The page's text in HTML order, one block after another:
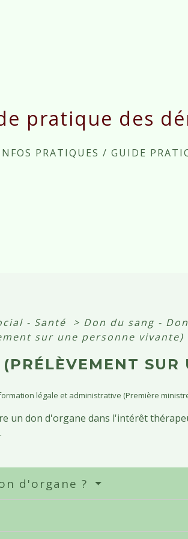
pratique des
PRATIQUES / GUIDE
- Santé > Don du sang -
sur une personne vivante)
SUR
légale et administrative (Première
un don d'organe dans l'intérêt
d'organe ?